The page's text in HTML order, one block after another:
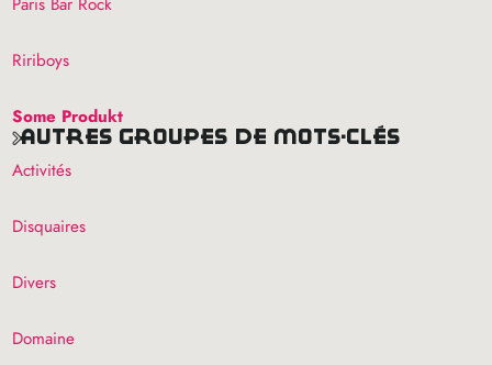
Ririboys
Some Produkt
autres groupes de mots-clés
Activités
Disquaires
Divers
Domaine